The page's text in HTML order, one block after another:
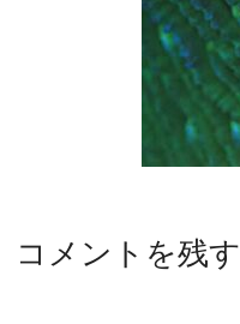
コメントを残す